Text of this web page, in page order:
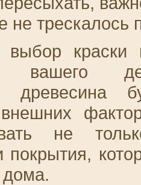
не трескалось
выбор краски
вашего
древесина
внешних
не
покрытия,